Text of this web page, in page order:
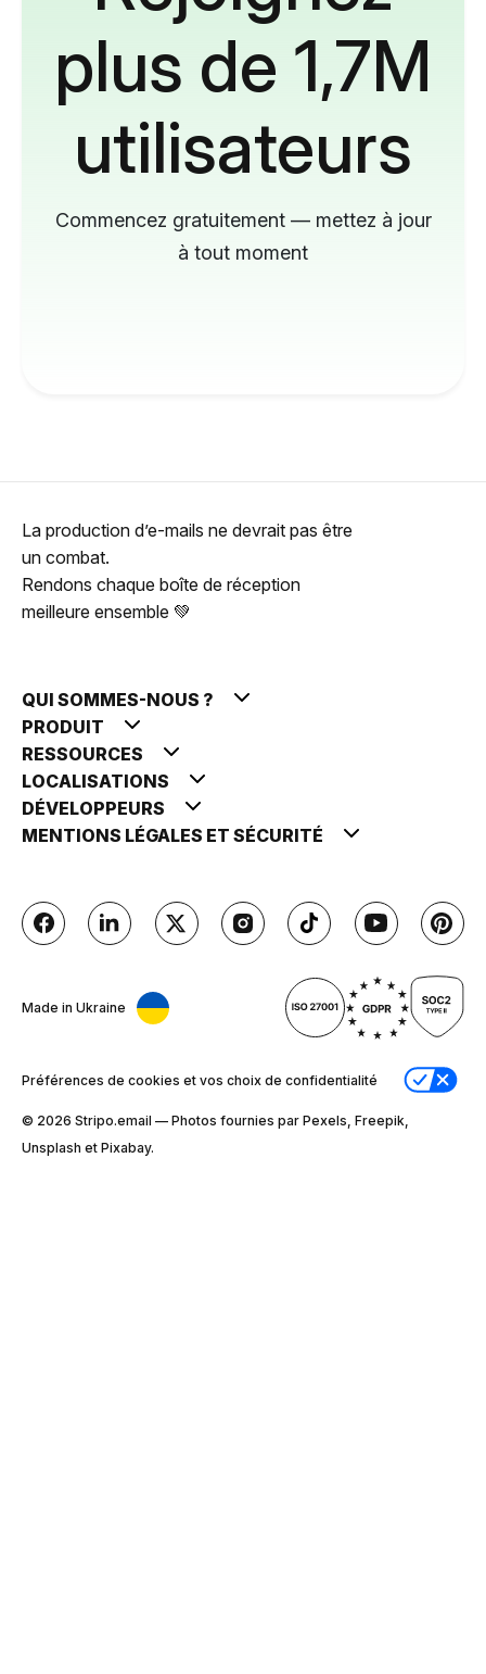
plus de 1,7M
utilisateurs
Commencez gratuitement — mettez à jour
à tout moment
La production d’e-mails ne devrait pas être
un combat.
Rendons chaque boîte de réception
meilleure ensemble 💚
QUI SOMMES-NOUS ?
PRODUIT
RESSOURCES
LOCALISATIONS
DÉVELOPPEURS
MENTIONS LÉGALES ET SÉCURITÉ
Made in Ukraine
Préférences de cookies et vos choix de confidentialité
© 2026 Stripо.email — Photos fournies par Pexels, Freepik,
Unsplash et Pixabay.